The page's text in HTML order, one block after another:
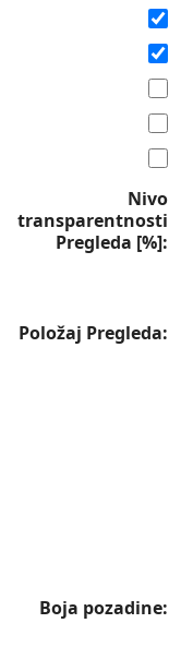
Nivo
transparentnosti
Pregleda [%]
Položaj Pregleda
Boja pozadine